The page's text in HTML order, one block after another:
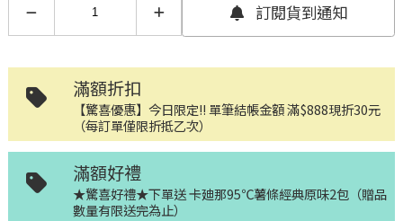
訂閱貨到通知
滿額折扣
【驚喜優惠】今日限定!! 單筆結帳金額 滿$888現折30元
（每訂單僅限折抵乙次）
滿額好禮
★驚喜好禮★下單送 卡廸那95℃薯條經典原味2包（贈品
數量有限送完為止）